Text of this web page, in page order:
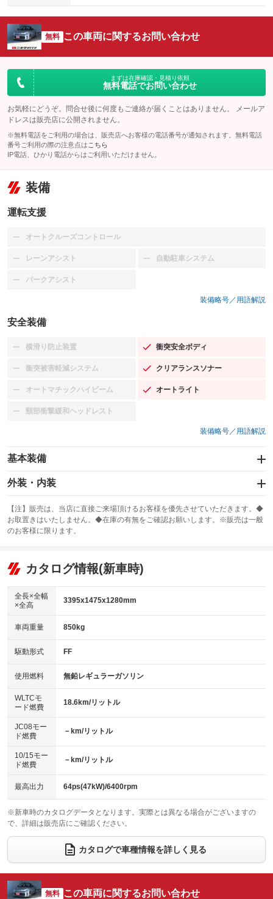
無料 この車両に関するお問い合わせ
まずは在庫確認・見積り依頼
無料電話でお問い合わせ
お気軽にどうぞ。問合せ後に何度もご連絡が届くことはありません。 メールア
ドレスは販売店に公開されません。
※無料電話をご利用の場合は、販売店へお客様の電話番号が通知されます。無料電話
番号ご利用の際の注意点は こちら
IP電話、ひかり電話からはご利用いただけません。
装備
運転支援
オートクルーズコントロール
：装備なし
レーンアシスト
：装備なし 自動駐車システム
：装備なし
パークアシスト
：装備なし
装備略号／用語解説
安全装備
横滑り防止装置
：装備なし 衝突安全ボディ
：装備あり
衝突被害軽減システム
：装備なし クリアランスソナー
：装備あり
オートマチックハイビーム
：装備なし オートライト
：装備あり
頸部衝撃緩和ヘッドレスト
：装備なし
装備略号／用語解説
基本装備
エアバッグ：運転席/助手席
：装備あり
：装備なし
サンルーフ
：装備なし ABS
リフトアップ
：装備なし
：装備なし
パワーウィンドウ
アイドリングストップ
：装備なし
USB入力端子
：装備なし
100V電源
：装備なし
センターデフロック
：装備なし
電動格納ミラー
：装備なし
外装・内装
カーナビ
：装備なし
TV
：装備なし
ビジュアル
：装備なし
：装備あり
革シート
キーレス
HID(キセノンライト)
：装備なし
バックカメラ
：装備なし
エアロ
：装備なし
：装備なし
パワーシート
ベンチシート
：装備なし
チップアップシート
：装備なし
：装備なし ：装備あり
ウォークスルー
：装備なし
電動リアゲート フロントカメラ
：装備なし
：装備なし ：装備なし
サイドカメラ
：装備なし ルーフレール
：装備なし
【注】販売は、当店に直接ご来場頂けるお客様を優先させていただきます。◆
お取置きはいたしません。◆在庫の有無をご確認お願いします。※販売は一般
のお客様に限ります。
カタログ情報(新車時)
全長×全幅
×全高
3395x1475x1280mm
車両重量 850kg
駆動形式 FF
使用燃料 無鉛レギュラーガソリン
WLTCモ
ード燃費
18.6km/リットル
JC08モー
ド燃費
－km/リットル
10/15モー
ド燃費
－km/リットル
最高出力 64ps(47kW)/6400rpm
※新車時のカタログデータとなります。実際とは異なる場合がございますの
で、詳細は販売店にご確認ください。
カタログで車種情報を詳しく見る
無料 この車両に関するお問い合わせ